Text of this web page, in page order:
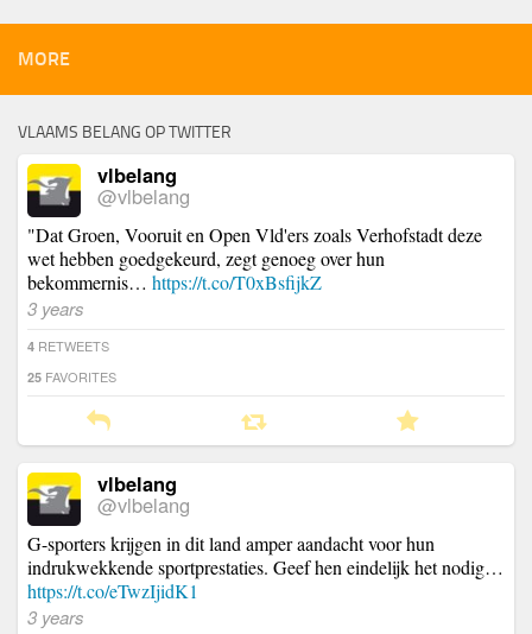
MORE
VLAAMS BELANG OP TWITTER
vlbelang
@vlbelang
"Dat Groen, Vooruit en Open Vld'ers zoals Verhofstadt deze
wet hebben goedgekeurd, zegt genoeg over hun
bekommernis… https://t.co/T0xBsfijkZ
3 years
4 RETWEETS
25 FAVORITES
vlbelang
@vlbelang
G-sporters krijgen in dit land amper aandacht voor hun
indrukwekkende sportprestaties. Geef hen eindelijk het nodig…
https://t.co/eTwzIjidK1
3 years